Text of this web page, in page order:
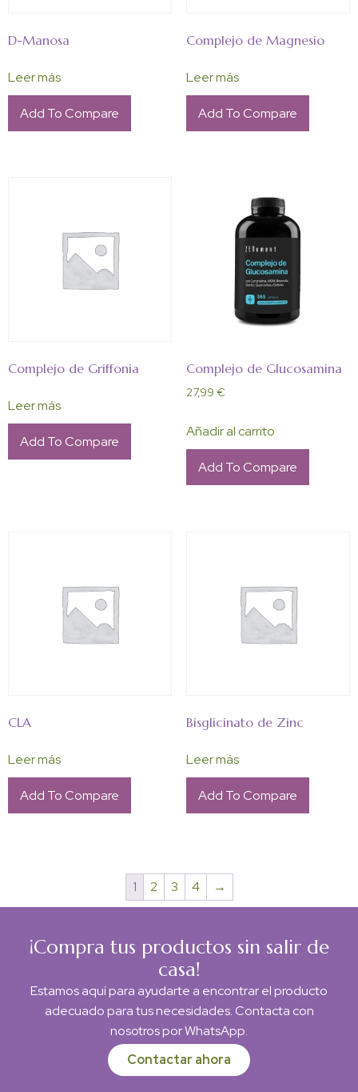
D-Manosa
Leer más
Add To Compare
Complejo de Magnesio
Leer más
Add To Compare
Complejo de Griffonia
Leer más
Add To Compare
Complejo de Glucosamina
27,99 €
Añadir al carrito
Add To Compare
CLA
Leer más
Add To Compare
Bisglicinato de Zinc
Leer más
Add To Compare
1 2 3 4 →
¡Compra tus productos sin salir de
casa!
Estamos aquí para ayudarte a encontrar el producto
adecuado para tus necesidades. Contacta con
nosotros por WhatsApp.
Contactar ahora